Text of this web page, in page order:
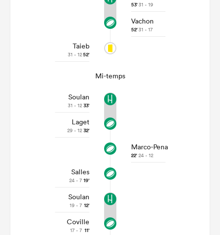
53'31 - 19
Vachon
52'31 - 17
Taieb
31 - 1252'
Mi-temps
Soulan
31 - 12 33'
Laget
29 - 12 32'
Marco-Pena
22' 24 - 12
Salles
24 - 7 19'
Soulan
19 - 7 12'
Coville
17 - 7 11'